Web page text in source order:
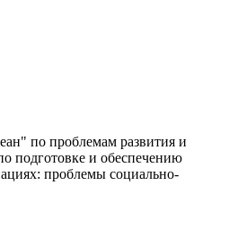
по проблемам развития и
подготовке и обеспечению
проблемы социально-